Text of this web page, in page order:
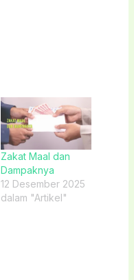
Zakat Maal dan
Dampaknya
12 Desember 2025
dalam "Artikel"